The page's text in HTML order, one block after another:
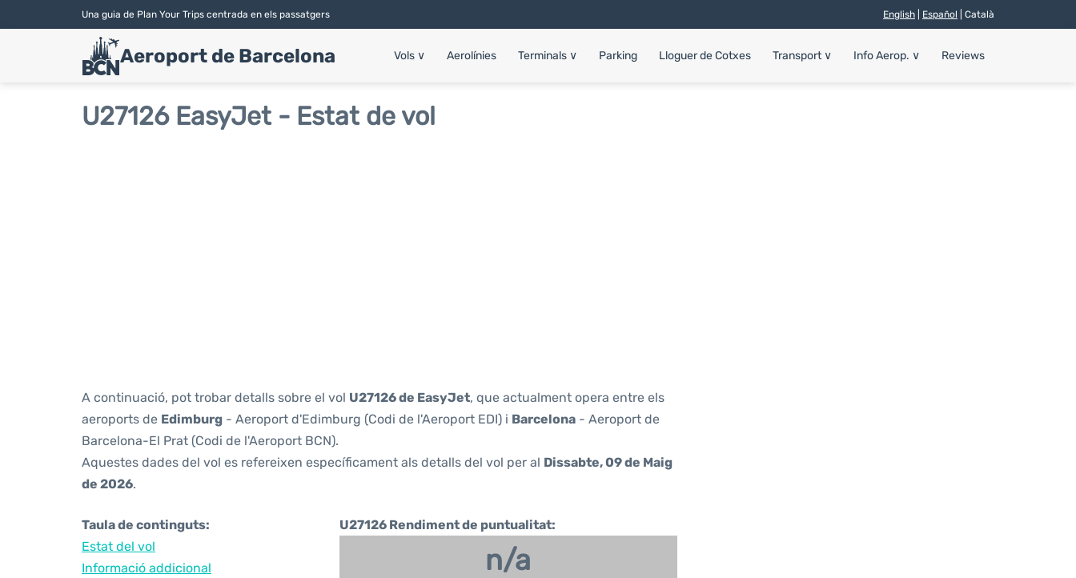
Una guia de Plan Your Trips centrada en els passatgers English Español | Català
Aeroport de Barcelona Vols ∨ Aerolínies Terminals ∨ Parking Lloguer de Cotxes Transport ∨ Info Aerop. ∨ Reviews
U27126 EasyJet - Estat de vol
A continuació, pot trobar detalls sobre el vol U27126 de EasyJet, que actualment opera entre els
aeroports de Edimburg - Aeroport d'Edimburg (Codi de l'Aeroport EDI) i Barcelona - Aeroport de
Barcelona-El Prat (Codi de l'Aeroport BCN).
Aquestes dades del vol es refereixen específicament als detalls del vol per al Dissabte, 09 de Maig
de 2026.
Taula de continguts:
Estat del vol
Informació addicional
U27126 Rendiment de puntualitat:
n/a